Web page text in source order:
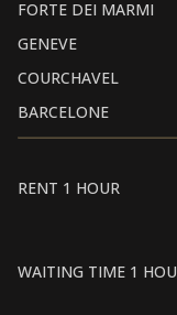
FORTE DEI MARMI
GENEVE
COURCHAVEL
BARCELONE
RENT 1 HOUR
WAITING TIME 1 HOU